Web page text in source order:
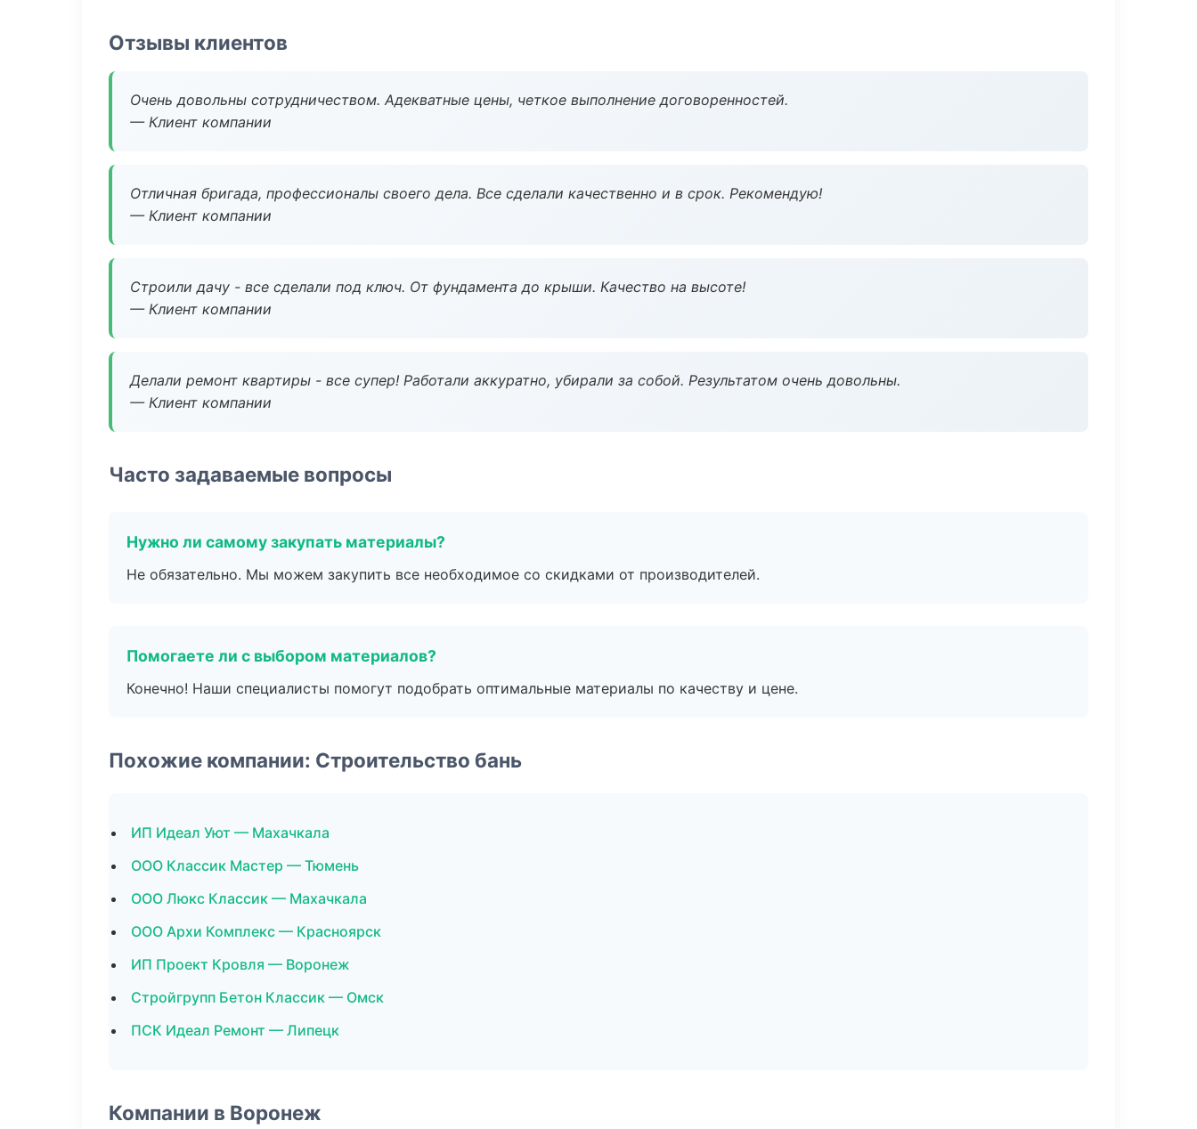
Отзывы клиентов
Очень довольны сотрудничеством. Адекватные цены, четкое выполнение договоренностей.
— Клиент компании
Отличная бригада, профессионалы своего дела. Все сделали качественно и в срок. Рекомендую!
— Клиент компании
Строили дачу - все сделали под ключ. От фундамента до крыши. Качество на высоте!
— Клиент компании
Делали ремонт квартиры - все супер! Работали аккуратно, убирали за собой. Результатом очень довольны.
— Клиент компании
Часто задаваемые вопросы
Нужно ли самому закупать материалы?
Не обязательно. Мы можем закупить все необходимое со скидками от производителей.
Помогаете ли с выбором материалов?
Конечно! Наши специалисты помогут подобрать оптимальные материалы по качеству и цене.
Похожие компании: Строительство бань
ИП Идеал Уют — Махачкала
ООО Классик Мастер — Тюмень
ООО Люкс Классик — Махачкала
ООО Архи Комплекс — Красноярск
ИП Проект Кровля — Воронеж
Стройгрупп Бетон Классик — Омск
ПСК Идеал Ремонт — Липецк
Компании в Воронеж